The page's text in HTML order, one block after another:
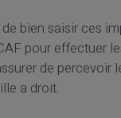
bien saisir ces
pour effectuer
de percevoir
a droit.